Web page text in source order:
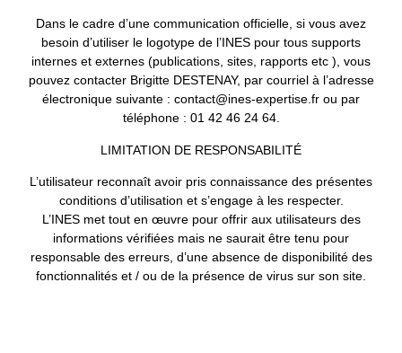
Dans le cadre d’une communication officielle, si vous avez
besoin d’utiliser le logotype de l’INES pour tous supports
internes et externes (publications, sites, rapports etc ), vous
pouvez contacter Brigitte DESTENAY, par courriel à l’adresse
électronique suivante : contact@ines-expertise.fr ou par
téléphone : 01 42 46 24 64.
LIMITATION DE RESPONSABILITÉ
L’utilisateur reconnaît avoir pris connaissance des présentes
conditions d’utilisation et s’engage à les respecter.
L’INES met tout en œuvre pour offrir aux utilisateurs des
informations vérifiées mais ne saurait être tenu pour
responsable des erreurs, d’une absence de disponibilité des
fonctionnalités et / ou de la présence de virus sur son site.